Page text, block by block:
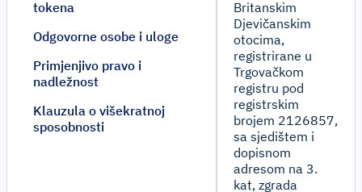
tokena
Odgovorne osobe i uloge
Primjenjivo pravo i
nadležnost
Klauzula o višekratnoj
sposobnosti
Britanskim
Djevičanskim
otocima,
registrirane u
Trgovačkom
registru pod
registrskim
brojem 2126857,
sa sjedištem i
dopisnom
adresom na 3.
kat, zgrada